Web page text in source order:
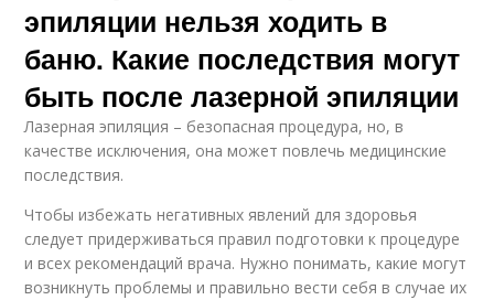
эпиляции нельзя ходить в
баню. Какие последствия могут
быть после лазерной эпиляции
Лазерная эпиляция – безопасная процедура, но, в
качестве исключения, она может повлечь медицинские
последствия.
Чтобы избежать негативных явлений для здоровья
следует придерживаться правил подготовки к процедуре
и всех рекомендаций врача. Нужно понимать, какие могут
возникнуть проблемы и правильно вести себя в случае их